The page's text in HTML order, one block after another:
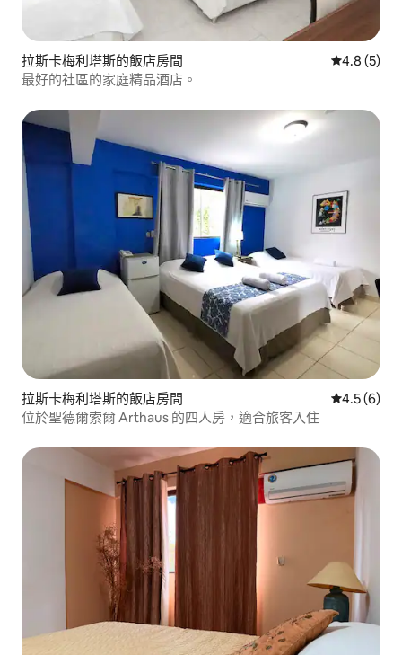
拉斯卡梅利塔斯的飯店房間 從 5 則評
4.8 (5)
最好的社區的家庭精品酒店。
拉斯卡梅利塔斯的飯店房間 從 6 則評
4.5 (6)
位於聖德爾索爾 Arthaus 的四人房，適合旅客入住